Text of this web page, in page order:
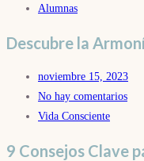
Alumnas
Descubre la
noviembre 15, 2023
No hay comentarios
Vida Consciente
9 Consejos Clave